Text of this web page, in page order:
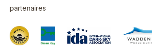
partenaires